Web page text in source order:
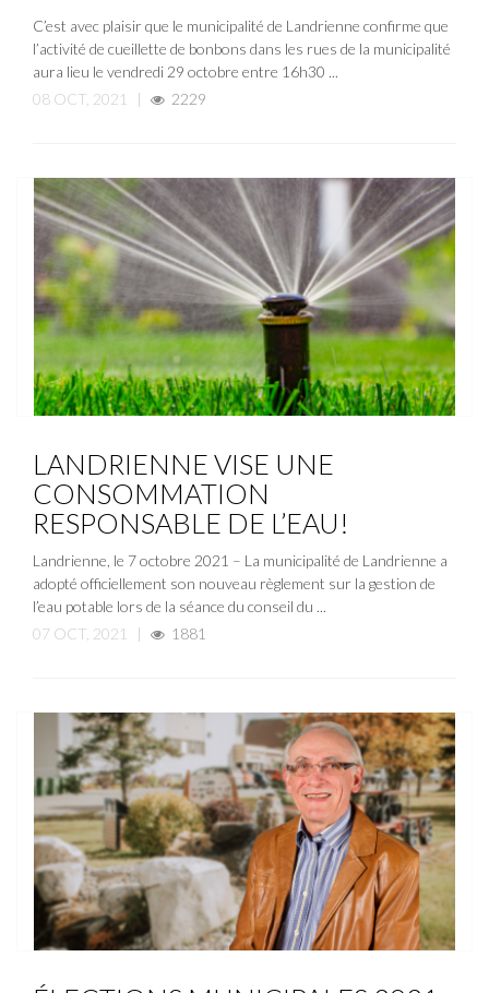
C’est avec plaisir que le municipalité de Landrienne confirme que
l’activité de cueillette de bonbons dans les rues de la municipalité
aura lieu le vendredi 29 octobre entre 16h30 ...
08 OCT, 2021
| 2229
LANDRIENNE VISE UNE
CONSOMMATION
RESPONSABLE DE L’EAU!
Landrienne, le 7 octobre 2021 – La municipalité de Landrienne a
adopté officiellement son nouveau règlement sur la gestion de
l’eau potable lors de la séance du conseil du ...
07 OCT, 2021
| 1881